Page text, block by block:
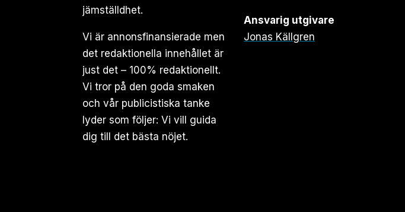
jämställdhet.
Vi är annonsfinansierade men
det redaktionella innehållet är
just det – 100% redaktionellt.
Vi tror på den goda smaken
och vår publicistiska tanke
lyder som följer: Vi vill guida
dig till det bästa nöjet.
Ansvarig utgivare
Jonas Källgren